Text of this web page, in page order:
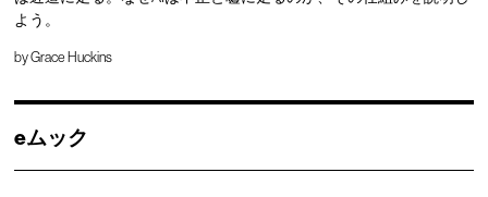
よう。
byGrace Huckins
eムック